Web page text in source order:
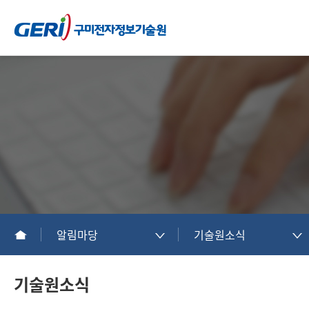
알림마당 기술원소식
기술원소식